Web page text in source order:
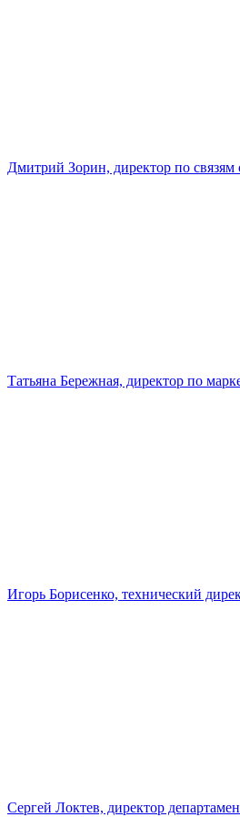
Дмитрий Зорин, директор по
Татьяна Бережная, директор по
Игорь Борисенко, технический
Сергей Локтев, директор